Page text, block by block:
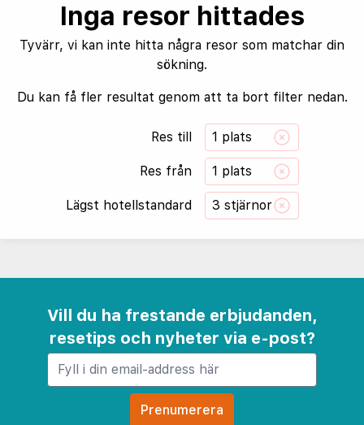
Inga resor hittades
Tyvärr, vi kan inte hitta några resor som matchar din
sökning.
Du kan få fler resultat genom att ta bort filter nedan.
Res till 1 plats
Res från 1 plats
Lägst hotellstandard 3 stjärnor
Vill du ha frestande erbjudanden,
resetips och nyheter via e-post?